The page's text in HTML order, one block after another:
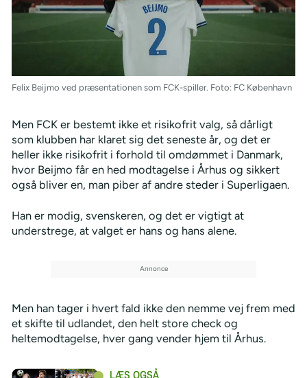
Felix Beijmo ved præsentationen som FCK-spiller. Foto: FC København
Men FCK er bestemt ikke et risikofrit valg, så dårligt
som klubben har klaret sig det seneste år, og det er
heller ikke risikofrit i forhold til omdømmet i Danmark,
hvor Beijmo får en hed modtagelse i Århus og sikkert
også bliver en, man piber af andre steder i Superligaen.
Han er modig, svenskeren, og det er vigtigt at
understrege, at valget er hans og hans alene.
Men han tager i hvert fald ikke den nemme vej frem med
et skifte til udlandet, den helt store check og
heltemodtagelse, hver gang vender hjem til Århus.